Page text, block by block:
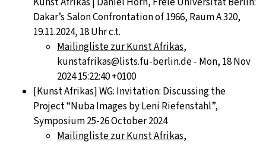
Dakar’s Salon Confrontation of 1966, Raum A 320,
19.11.2024, 18 Uhr c.t.
Mailingliste zur Kunst Afrikas,
kunstafrikas@lists.fu-berlin.de - Mon, 18 Nov
2024 15:22:40 +0100
[Kunst Afrikas] WG: Invitation: Discussing the
Project “Nuba Images by Leni Riefenstahl”,
Symposium 25-26 October 2024
Mailingliste zur Kunst Afrikas,